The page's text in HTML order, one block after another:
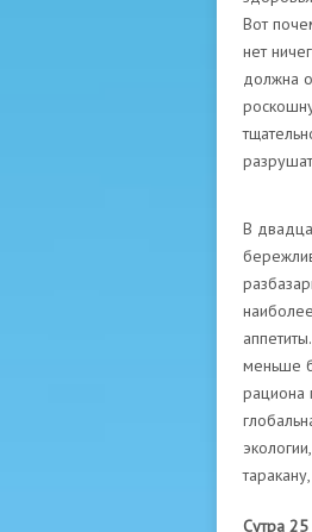
Вот
нет
должна
В
меньше
рациона
Сутра